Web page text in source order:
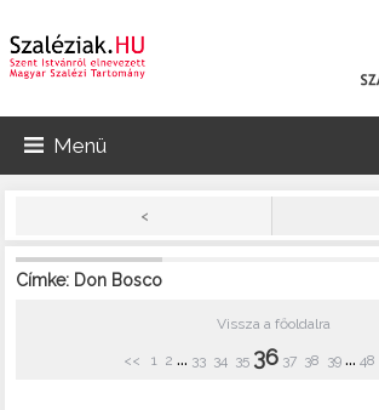
Menü
<
Címke: Don Bosco
Vissza a főoldalra
<< 1 2 ... 33 34 35 36 37 38 39 ... 48